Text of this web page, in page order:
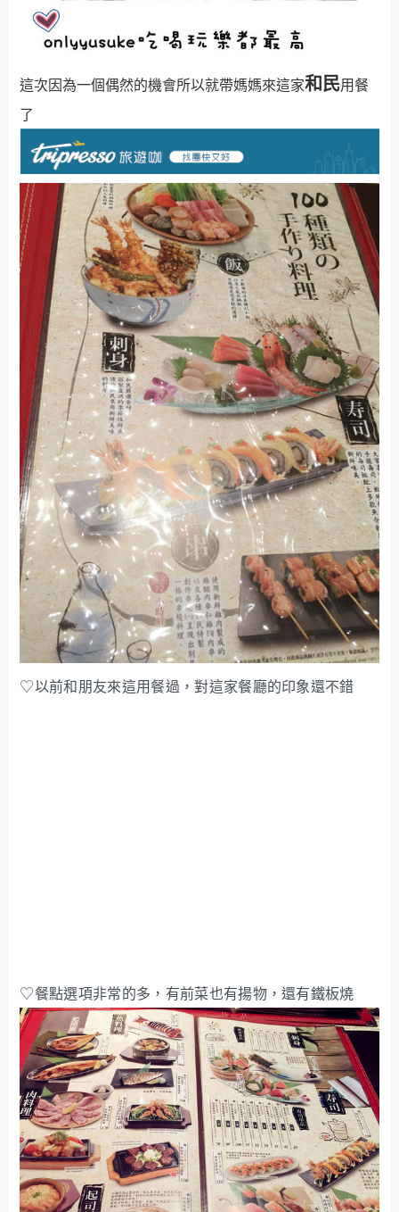
這次因為一個偶然的機會所以就帶媽媽來這家和民用餐
了
♡以前和朋友來這用餐過，對這家餐廳的印象還不錯
♡餐點選項非常的多，有前菜也有揚物，還有鐵板燒